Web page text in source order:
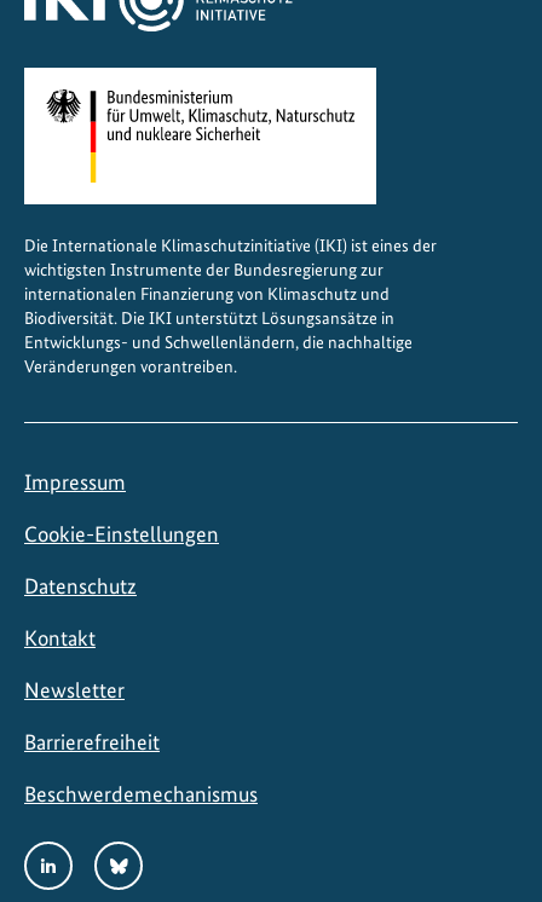
Die Internationale Klimaschutzinitiative (IKI) ist eines der
wichtigsten Instrumente der Bundesregierung zur
internationalen Finanzierung von Klimaschutz und
Biodiversität. Die IKI unterstützt Lösungsansätze in
Entwicklungs- und Schwellenländern, die nachhaltige
Veränderungen vorantreiben.
Impressum
Cookie-Einstellungen
Datenschutz
Kontakt
Newsletter
Barrierefreiheit
Beschwerdemechanismus
Social
Media
LinkedInBluesky